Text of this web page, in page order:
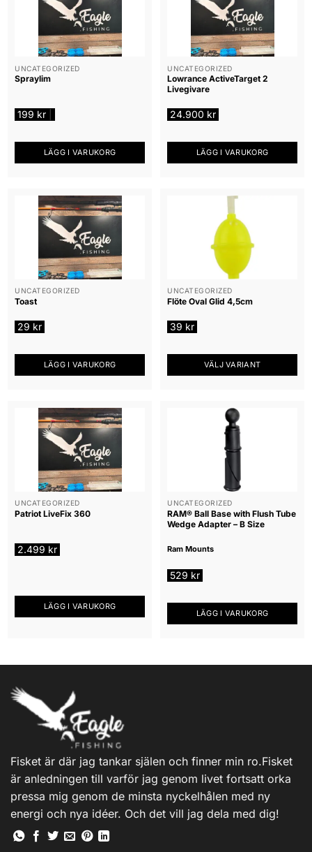
UNCATEGORIZED
Spraylim
199 kr
LÄGG I VARUKORG
UNCATEGORIZED
Lowrance ActiveTarget 2
Livegivare
24.900 kr
LÄGG I VARUKORG
UNCATEGORIZED
Toast
29 kr
LÄGG I VARUKORG
UNCATEGORIZED
Flöte Oval Glid 4,5cm
39 kr
VÄLJ VARIANT
alternativen
kan
väljas
UNCATEGORIZED
Patriot LiveFix 360
2.499 kr
LÄGG I VARUKORG
UNCATEGORIZED
RAM® Ball Base with Flush Tube
Wedge Adapter – B Size
Ram Mounts
529 kr
LÄGG I VARUKORG
Fisket är där jag tankar själen och finner min ro.Fisket
är anledningen till varför jag genom livet fortsatt orka
pressa mig genom de minsta nyckelhålen med ny
energi och nya idéer. Och det vill jag dela med dig!